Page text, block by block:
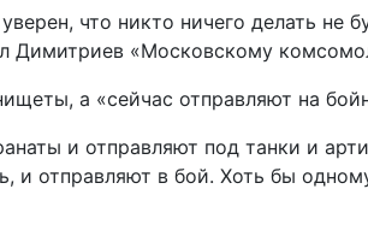
что никто ничего делать не
Димитриев «Московскому
а «сейчас отправляют на
и отправляют под танки и
отправляют в бой. Хоть бы